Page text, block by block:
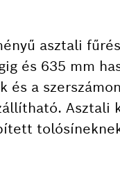
asztali
és 635 mm
és a
Asztali